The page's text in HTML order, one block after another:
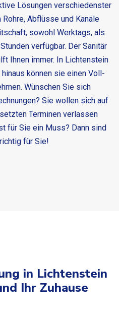
Lösungen verschiedenster
Abflüsse und Kanäle
sowohl Werktags, als
verfügbar. Der Sanitär
Ihnen immer. In Lichtenstein
können sie einen Voll-
Wünschen Sie sich
Sie wollen sich auf
Terminen verlassen
für Sie ein Muss? Dann sind
für Sie!
in Lichtenstein
Ihr Zuhause